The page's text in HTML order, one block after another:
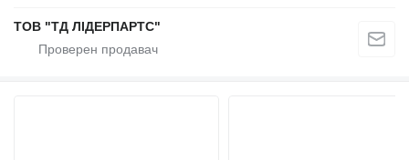
ТОВ "ТД ЛІДЕРПАРТС"